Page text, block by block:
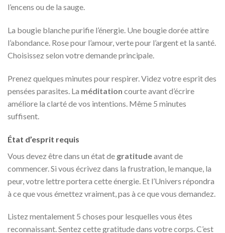
l’encens ou de la sauge.
La bougie blanche purifie l’énergie. Une bougie dorée attire
l’abondance. Rose pour l’amour, verte pour l’argent et la santé.
Choisissez selon votre demande principale.
Prenez quelques minutes pour respirer. Videz votre esprit des
pensées parasites. La méditation courte avant d’écrire
améliore la clarté de vos intentions. Même 5 minutes
suffisent.
État d’esprit requis
Vous devez être dans un état de gratitudeavant de
commencer. Si vous écrivez dans la frustration, le manque, la
peur, votre lettre portera cette énergie. Et l’Univers répondra
à ce que vous émettez vraiment, pas à ce que vous demandez.
Listez mentalement 5 choses pour lesquelles vous êtes
reconnaissant. Sentez cette gratitude dans votre corps. C’est